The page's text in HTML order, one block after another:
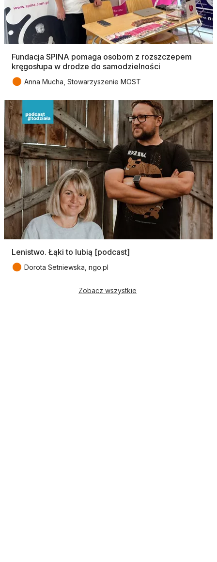
Fundacja SPINA pomaga osobom z rozszczepem
kręgosłupa w drodze do samodzielności
● Anna Mucha, Stowarzyszenie MOST
Lenistwo. Łąki to lubią [podcast]
● Dorota Setniewska, ngo.pl
Zobacz wszystkie